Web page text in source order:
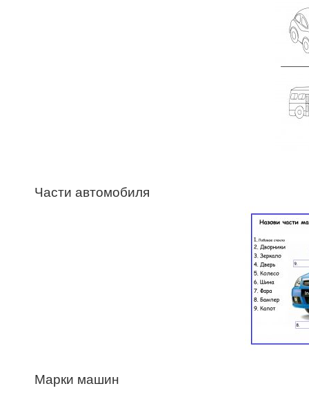
Части автомобиля
Марки машин